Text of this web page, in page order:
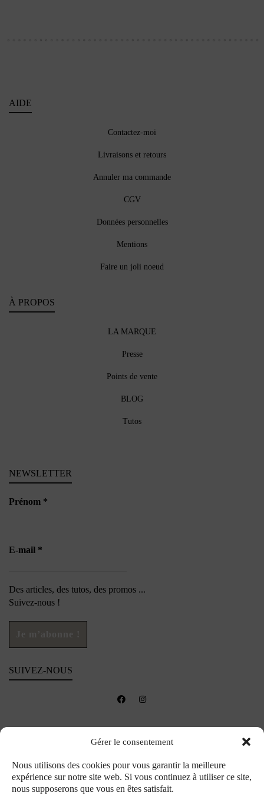
Gérer le consentement
Nous utilisons des cookies pour vous garantir la meilleure
expérience sur notre site web. Si vous continuez à utiliser ce site,
nous supposerons que vous en êtes satisfait.
AIDE
Contactez-moi
Livraisons et retours
Annuler ma commande
CGV
Données personnelles
Mentions
Faire un joli noeud
À PROPOS
LA MARQUE
Presse
Points de vente
BLOG
Tutos
NEWSLETTER
Prénom *
E-mail *
Des articles, des tutos, des promos ...
Suivez-nous !
SUIVEZ-NOUS